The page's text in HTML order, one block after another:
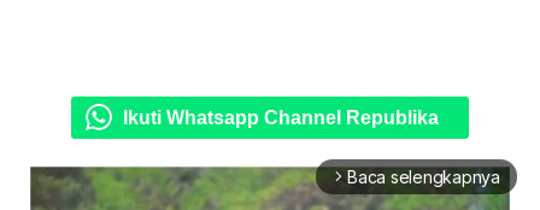
Ikuti Whatsapp Channel Republika
arrow_forward_ios Baca selengkapnya